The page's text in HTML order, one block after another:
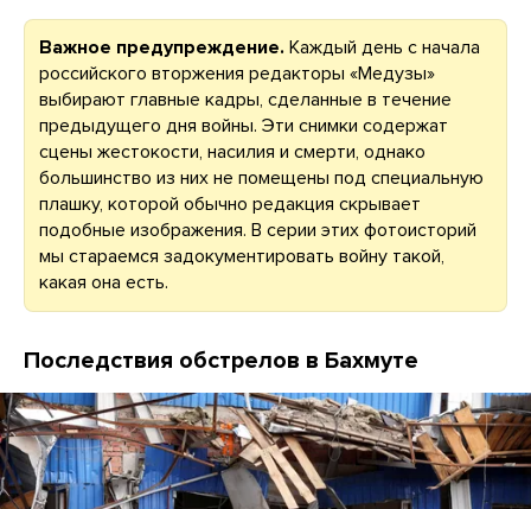
Важное предупреждение. Каждый день с начала
российского вторжения редакторы «Медузы»
выбирают главные кадры, сделанные в течение
предыдущего дня войны. Эти снимки содержат
сцены жестокости, насилия и смерти, однако
большинство из них не помещены под специальную
плашку, которой обычно редакция скрывает
подобные изображения. В серии этих фотоисторий
мы стараемся задокументировать войну такой,
какая она есть.
Последствия обстрелов в Бахмуте